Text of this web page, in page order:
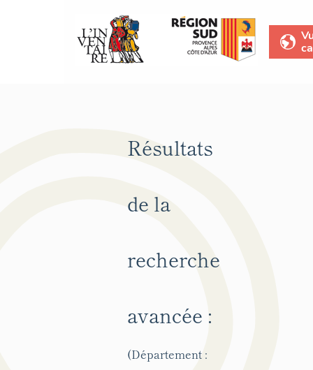
Résultats
de la
recherche
avancée :
(Département :